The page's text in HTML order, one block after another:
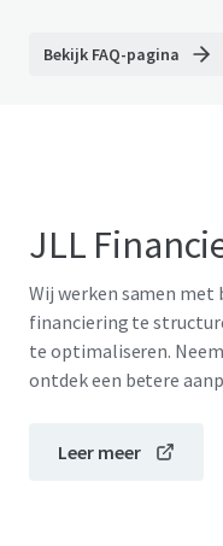
Bekijk FAQ-pagina
JLL
Wij werken samen
financiering te
te optimaliseren.
ontdek een betere
Leer meer